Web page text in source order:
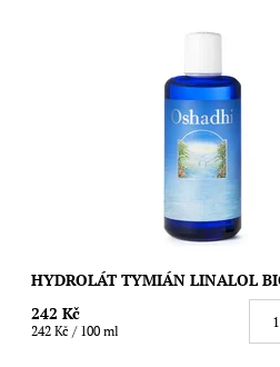
Latinský název rostliny: Thymus
Skladem
Oshadhi
HYDROLÁT TYMIÁN LINALOL
242 Kč
242 Kč / 100 ml